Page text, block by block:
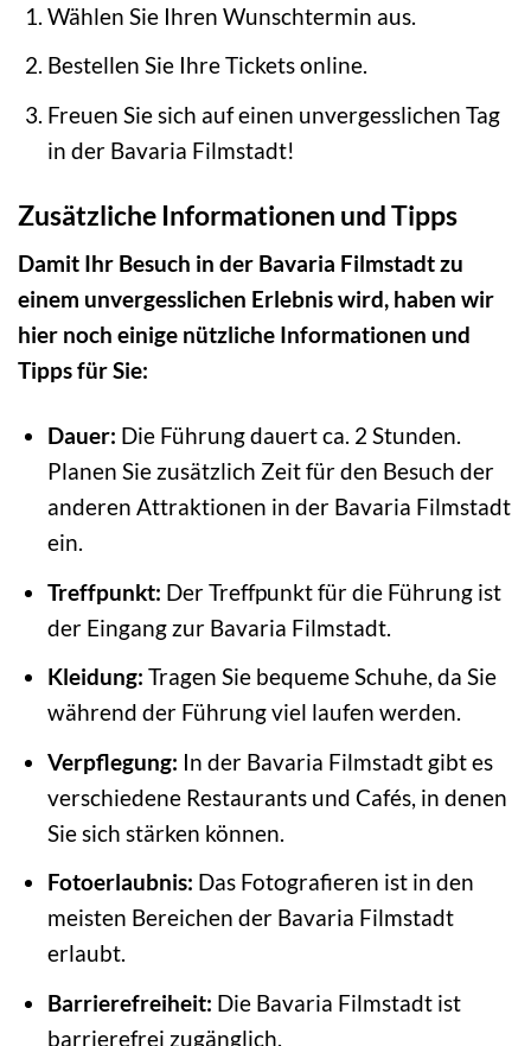
Wählen Sie Ihren Wunschtermin aus.
Bestellen Sie Ihre Tickets online.
Freuen Sie sich auf einen unvergesslichen Tag
in der Bavaria Filmstadt!
Zusätzliche Informationen und Tipps
Damit Ihr Besuch in der Bavaria Filmstadt zu
einem unvergesslichen Erlebnis wird, haben wir
hier noch einige nützliche Informationen und
Tipps für Sie:
Dauer: Die Führung dauert ca. 2 Stunden.
Planen Sie zusätzlich Zeit für den Besuch der
anderen Attraktionen in der Bavaria Filmstadt
ein.
Treffpunkt: Der Treffpunkt für die Führung ist
der Eingang zur Bavaria Filmstadt.
Kleidung: Tragen Sie bequeme Schuhe, da Sie
während der Führung viel laufen werden.
Verpflegung: In der Bavaria Filmstadt gibt es
verschiedene Restaurants und Cafés, in denen
Sie sich stärken können.
Fotoerlaubnis: Das Fotografieren ist in den
meisten Bereichen der Bavaria Filmstadt
erlaubt.
Barrierefreiheit: Die Bavaria Filmstadt ist
barrierefrei zugänglich.